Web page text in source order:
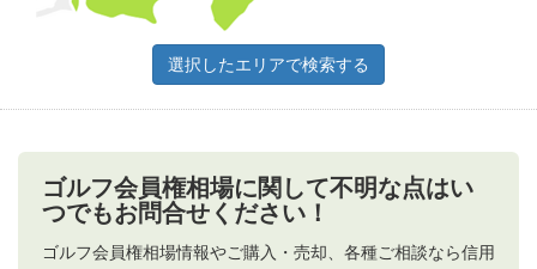
ゴルフ会員権相場に関して不明な点はい
つでもお問合せください！
ゴルフ会員権相場情報やご購入・売却、各種ご相談なら信用